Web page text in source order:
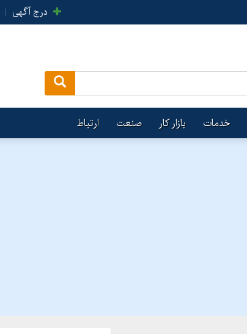
درج آگهی |
خدمات بازار کار صنعت ارتباط